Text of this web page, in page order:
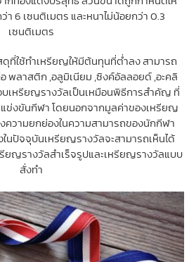
6 เซนติเมตร และหนาไม่น้อยกว่า 0.3
เซนติเมตร
ที่ใช้ทำเหรียญให้มีต้นทุนที่ต่ำลง สามารถ
พลาสติก ,อลูมิเนียม ,ซิงค์อัลลอยด์ ,อะคลิ
เหรียญรางวัลเป็นเหมือนพิธีการสำคัญ ที่
แข่งขันกีฬา โดยนอกจากมูลค่าของเหรียญ
ความยกย่องในความสามารถของนักกีฬา
นปัจจุบันเหรียญรางวัลจะสามารถเห็นได้
ยญรางวัลสำเร็จรูปและเหรียญรางวัลแบบ
สั่งทำ